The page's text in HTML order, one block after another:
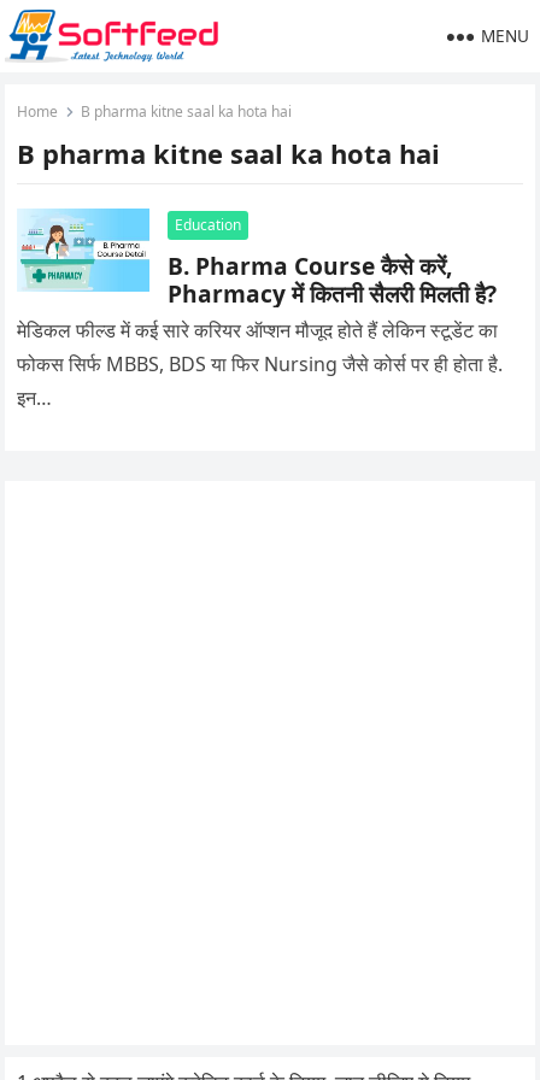
MENU
Home B pharma kitne saal ka hota hai
B pharma kitne saal ka hota hai
Education
B. Pharma Course कैसे करें,
Pharmacy में कितनी सैलरी मिलती है?
मेडिकल फील्ड में कई सारे करियर ऑप्शन मौजूद होते हैं लेकिन स्टूडेंट का
फोकस सिर्फ MBBS, BDS या फिर Nursing जैसे कोर्स पर ही होता है.
इन…